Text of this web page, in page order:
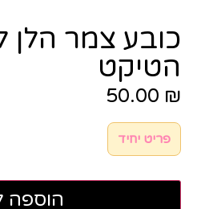
כובע צמר הלן
הטיקט
50.00 ₪
פריט יחיד
הוספה